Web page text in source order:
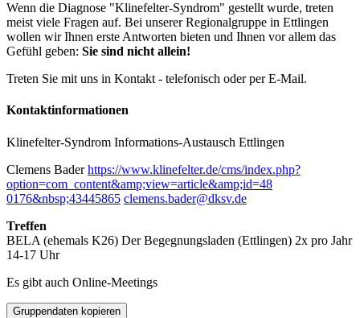
Wenn die Diagnose "Klinefelter-Syndrom" gestellt wurde, treten
meist viele Fragen auf. Bei unserer Regionalgruppe in Ettlingen
wollen wir Ihnen erste Antworten bieten und Ihnen vor allem das
Gefühl geben: Sie sind nicht allein!
Treten Sie mit uns in Kontakt - telefonisch oder per E-Mail.
Kontakt­informationen
Klinefelter-Syndrom Informations-Austausch Ettlingen
Clemens Bader https://www.klinefelter.de/cms/index.php?
option=com_content&amp;view=article&amp;id=48
0176&nbsp;43445865 clemens.bader@dksv.de
Treffen
BELA (ehemals K26) Der Begegnungsladen (Ettlingen) 2x pro Jahr
14-17 Uhr
Es gibt auch Online-Meetings
Gruppendaten kopieren